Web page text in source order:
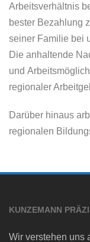
Arbeitsverhältnis
bester Bezahlung
seiner Familie bei
Die anhaltende
und
regionaler
Darüber hinaus
regionalen
KUNZEMANN
Wir verstehen uns